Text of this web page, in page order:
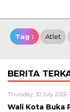
Tag : Atlet
BERITA
Thursday, 30 July 2026
Wali Kota Buka